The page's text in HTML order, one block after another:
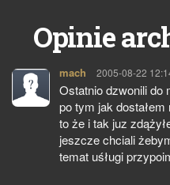
Opinie
mach pisze:
2005-08-22
Ostatnio dzwonili do
po tym jak
to że i tak juz
jeszcze chciali
temat uśługi